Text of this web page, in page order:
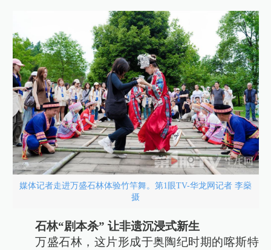
媒体记者走进万盛石林体验竹竿舞。第1眼TV-华龙网记者 李燊
摄
石林“剧本杀” 让非遗沉浸式新生
万盛石林，这片形成于奥陶纪时期的喀斯特